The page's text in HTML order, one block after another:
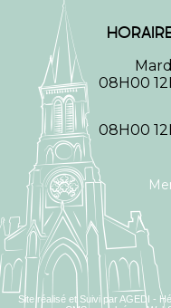
08H00
08H00
Site réalisé et Suivi par AGEDI -